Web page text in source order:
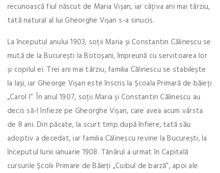
recunoască fiul născut de Maria Vișan, iar câțiva ani mai târziu,
tată natural al lui Gheorghe Vișan s-a sinucis.
La începutul anului 1903, soții Maria și Constantin Călinescu se
mută de la București la Botoșani, împreună cu servitoarea lor
și copilul ei. Trei ani mai târziu, familia Călinescu se stabilește
la Iași, iar Gheorge Vișan este înscris la Școala Primară de băieți
„Carol I”. În anul 1907, soții Maria și Constantin Călinescu au
decis să-l înfieze pe Gheorghe Vișan, care avea acum vârsta
de 8 ani. Din păcate, la scurt timp după înfiere, tată său
adoptiv a decedat, iar familia Călinescu revine la București, la
începutul lunii ianuarie 1908. Tânărul a urmat în Capitală
cursurile Școlii Primare de Băieți „Cuibul de barză”, apoi ale